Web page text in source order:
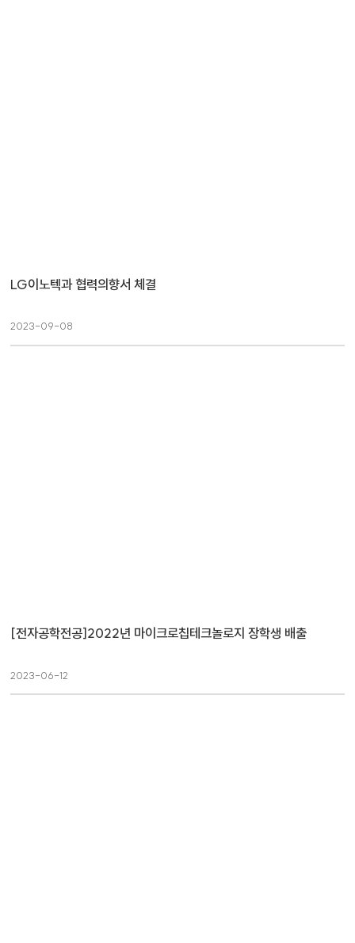
LG이노텍과 협력의향서 체결
2023-09-08
[전자공학전공]2022년 마이크로칩테크놀로지 장학생 배출
2023-06-12